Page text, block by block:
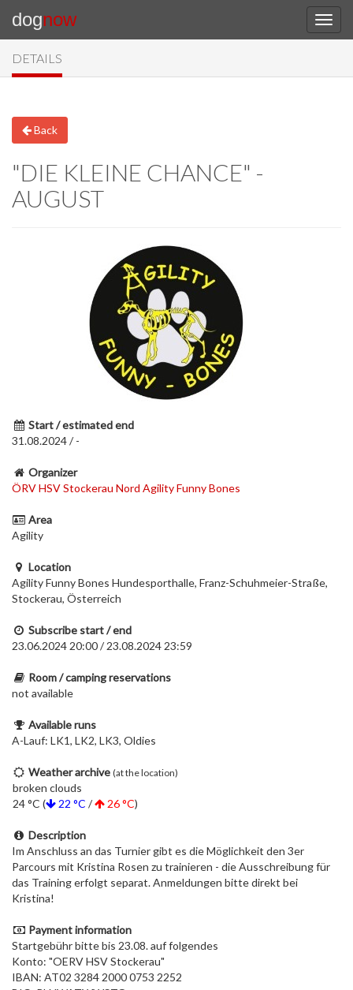
dognow
DETAILS
Back
"DIE KLEINE CHANCE" -
AUGUST
Start / estimated end
31.08.2024 / -
Organizer
ÖRV HSV Stockerau Nord Agility Funny Bones
Area
Agility
Location
Agility Funny Bones Hundesporthalle, Franz-Schuhmeier-Straße,
Stockerau, Österreich
Subscribe start / end
23.06.2024 20:00 / 23.08.2024 23:59
Room / camping reservations
not available
Available runs
A-Lauf: LK1, LK2, LK3, Oldies
Weather archive (at the location)
broken clouds
24 °C (
22 °C / 26 °C)
Description
Im Anschluss an das Turnier gibt es die Möglichkeit den 3er
Parcours mit Kristina Rosen zu trainieren - die Ausschreibung für
das Training erfolgt separat. Anmeldungen bitte direkt bei
Kristina!
Payment information
Startgebühr bitte bis 23.08. auf folgendes
Konto: "OERV HSV Stockerau"
IBAN: AT02 3284 2000 0753 2252